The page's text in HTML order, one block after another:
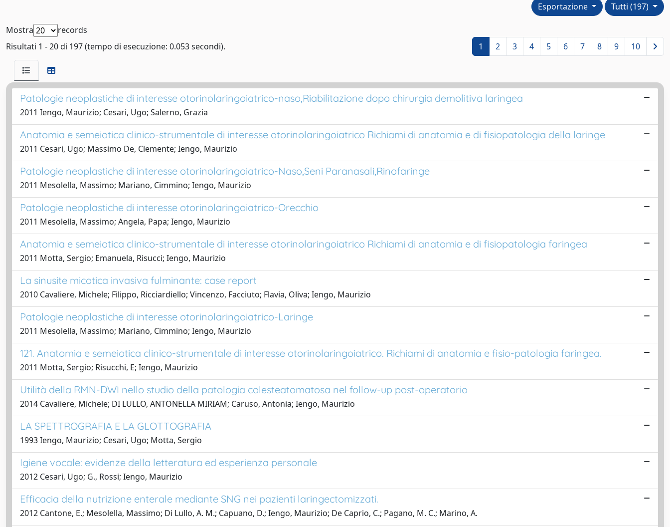
Tutti (197)
Esportazione
Mostra
records
Risultati 1 - 20 di 197 (tempo di esecuzione: 0.053 secondi).
1 2 3 4 5 6 7 8 9 10
Patologie neoplastiche di interesse otorinolaringoiatrico-naso,Riabilitazione dopo chirurgia demolitiva laringea
2011 Iengo, Maurizio; Cesari, Ugo; Salerno, Grazia
Anatomia e semeiotica clinico-strumentale di interesse otorinolaringoiatrico Richiami di anatomia e di fisiopatologia della laringe
2011 Cesari, Ugo; Massimo De, Clemente; Iengo, Maurizio
Patologie neoplastiche di interesse otorinolaringoiatrico-Naso,Seni Paranasali,Rinofaringe
2011 Mesolella, Massimo; Mariano, Cimmino; Iengo, Maurizio
Patologie neoplastiche di interesse otorinolaringoiatrico-Orecchio
2011 Mesolella, Massimo; Angela, Papa; Iengo, Maurizio
Anatomia e semeiotica clinico-strumentale di interesse otorinolaringoiatrico Richiami di anatomia e di fisiopatologia faringea
2011 Motta, Sergio; Emanuela, Risucci; Iengo, Maurizio
La sinusite micotica invasiva fulminante: case report
2010 Cavaliere, Michele; Filippo, Ricciardiello; Vincenzo, Facciuto; Flavia, Oliva; Iengo, Maurizio
Patologie neoplastiche di interesse otorinolaringoiatrico-Laringe
2011 Mesolella, Massimo; Mariano, Cimmino; Iengo, Maurizio
121. Anatomia e semeiotica clinico-strumentale di interesse otorinolaringoiatrico. Richiami di anatomia e fisio-patologia faringea.
2011 Motta, Sergio; Risucchi, E; Iengo, Maurizio
Utilità della RMN-DWI nello studio della patologia colesteatomatosa nel follow-up post-operatorio
2014 Cavaliere, Michele; DI LULLO, ANTONELLA MIRIAM; Caruso, Antonia; Iengo, Maurizio
LA SPETTROGRAFIA E LA GLOTTOGRAFIA
1993 Iengo, Maurizio; Cesari, Ugo; Motta, Sergio
Igiene vocale: evidenze della letteratura ed esperienza personale
2012 Cesari, Ugo; G., Rossi; Iengo, Maurizio
Efficacia della nutrizione enterale mediante SNG nei pazienti laringectomizzati.
2012 Cantone, E.; Mesolella, Massimo; Di Lullo, A. M.; Capuano, D.; Iengo, Maurizio; De Caprio, C.; Pagano, M. C.; Marino, A.